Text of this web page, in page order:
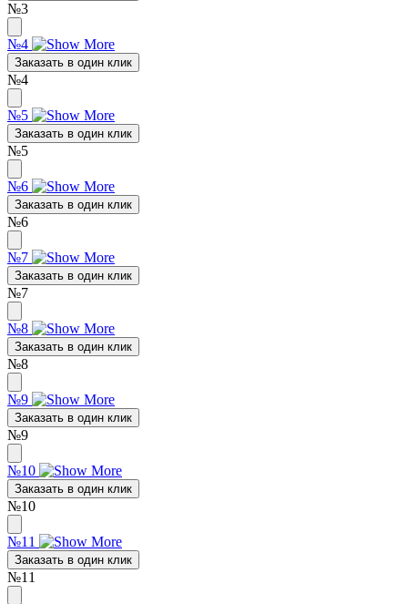
№3
№4
Заказать в один клик
№4
№5
Заказать в один клик
№5
№6
Заказать в один клик
№6
№7
Заказать в один клик
№7
№8
Заказать в один клик
№8
№9
Заказать в один клик
№9
№10
Заказать в один клик
№10
№11
Заказать в один клик
№11